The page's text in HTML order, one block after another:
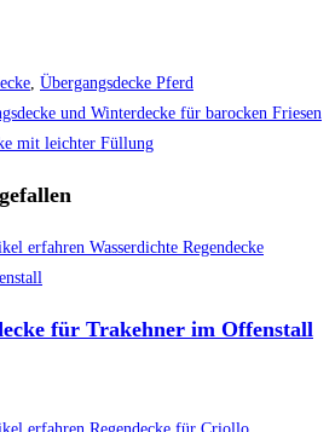
, Übergangsdecke Pferd
und Winterdecke für barocken Friesen
mit leichter Füllung
für Trakehner im Offenstall